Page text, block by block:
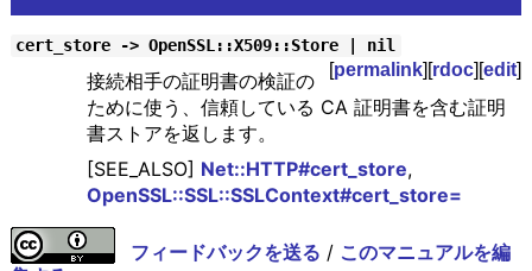
cert_store -> OpenSSL::X509::Store | nil
[permalink][rdoc][edit]
接続相手の証明書の検証の
ために使う、信頼している CA 証明書を含む証明
書ストアを返します。
[SEE_ALSO] Net::HTTP#cert_store,
OpenSSL::SSL::SSLContext#cert_store=
フィードバックを送る / このマニュアルを編